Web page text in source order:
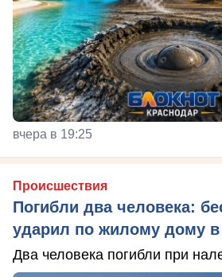
вчера в 19:25
Происшествия
Погибли два человека:
ударил по жилому дому в
Два человека погибли при